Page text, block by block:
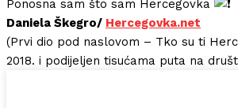
Ponosna sam što sam Hercegovka
Daniela Škegro/ Hercegovka.net
(Prvi dio pod naslovom – Tko su ti
2018. i podijeljen tisućama puta na